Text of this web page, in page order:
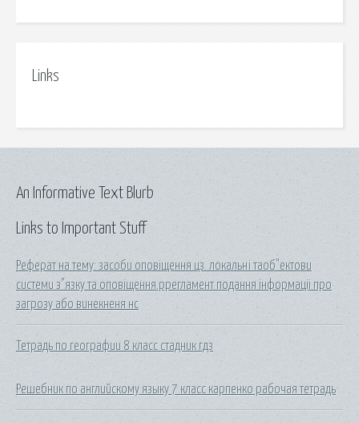
Links
Links to Important Stuff
Реферат на тему: засоби оповіщення цз. локальні таоб"ектови
системи з"язку та оповіщення.ррегламент подання інформаціі про
загрозу або винекненя нс
Тетрадь по географии 8 класс стадник гдз
Решебник по английскому языку 7 класс карпенко рабочая тетрадь
An Informative Text Blurb